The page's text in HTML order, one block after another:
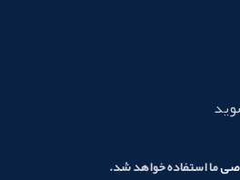
ما استفاده خواهد شد.